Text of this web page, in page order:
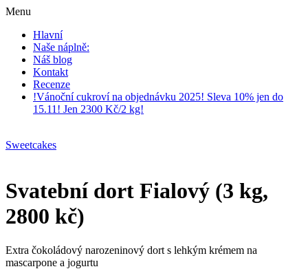
Menu
Hlavní
Naše náplně:
Náš blog
Kontakt
Recenze
!Vánoční cukroví na objednávku 2025! Sleva 10% jen do
15.11! Jen 2300 Kč/2 kg!
Sweetcakes
Svatební dort Fialový (3 kg,
2800 kč)
Extra čokoládový narozeninový dort s lehkým krémem na
mascarpone a jogurtu